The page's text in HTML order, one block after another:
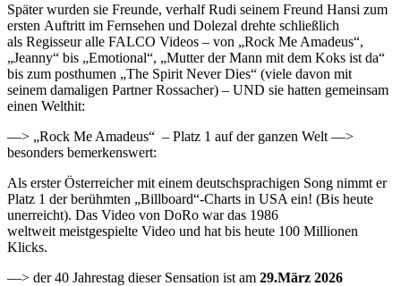
Später wurden sie Freunde, verhalf Rudi seinem Freund Hansi zum
ersten Auftritt im Fernsehen und Dolezal drehte schließlich
als Regisseur alle FALCO Videos – von „Rock Me Amadeus“,
„Jeanny“ bis „Emotional“, „Mutter der Mann mit dem Koks ist da“
bis zum posthumen „The Spirit Never Dies“ (viele davon mit
seinem damaligen Partner Rossacher) – UND sie hatten gemeinsam
einen Welthit:
—> „Rock Me Amadeus“ – Platz 1 auf der ganzen Welt —>
besonders bemerkenswert:
Als erster Österreicher mit einem deutschsprachigen Song nimmt er
Platz 1 der berühmten „Billboard“-Charts in USA ein! (Bis heute
unerreicht). Das Video von DoRo war das 1986
weltweit meistgespielte Video und hat bis heute 100 Millionen
Klicks.
—> der 40 Jahrestag dieser Sensation ist am 29.März 2026